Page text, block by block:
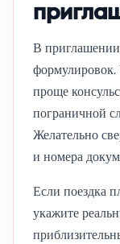
В
формулировок.
проще
пограничной
Желательно
и номера
Если поездка
укажите